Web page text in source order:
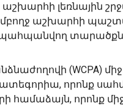
լեռնային
աշխարհի
պահպանվող
(WCPA)
որոնք
որոնք